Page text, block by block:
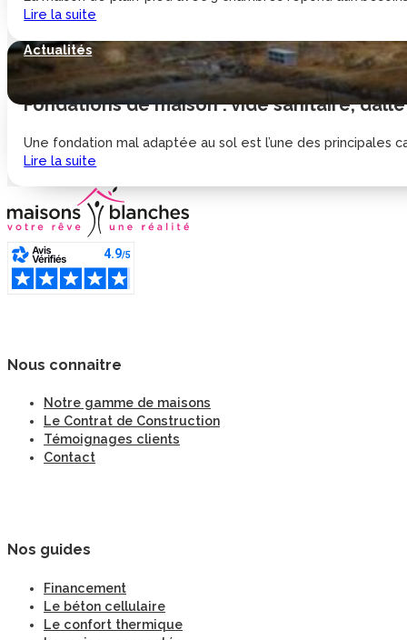
Lire la suite
Actualités
Fondations de maison : vide sanitaire,
Une fondation mal adaptée au sol est l’une des principales
Lire la suite
Nous connaitre
Notre gamme de maisons
Le Contrat de Construction
Témoignages clients
Contact
Nos guides
Financement
Le béton cellulaire
Le confort thermique